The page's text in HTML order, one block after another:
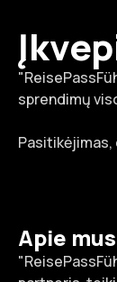
sprendimų
Apie